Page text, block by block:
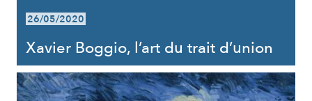
26/05/2020
Xavier Boggio, l’art du trait d’union